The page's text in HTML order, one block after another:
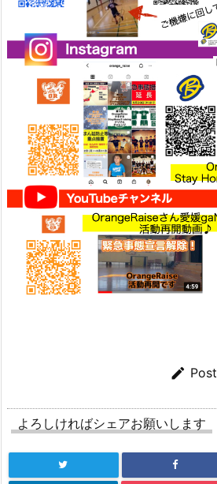

よろしければシェアお願いします